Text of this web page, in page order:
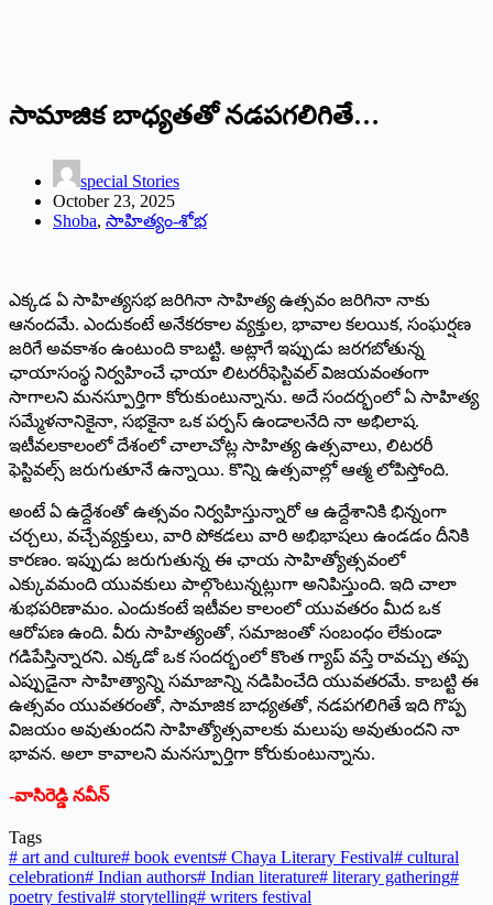
సామాజిక బాధ్యతతో నడపగలిగితే…
special Stories
October 23, 2025
Shoba, సాహిత్యం-శోభ
ఎక్కడ ఏ సాహిత్యసభ జరిగినా సాహిత్య ఉత్సవం జరిగినా నాకు
ఆనందమే. ఎందుకంటే అనేకరకాల వ్యక్తుల, భావాల కలయిక, సంఘర్షణ
జరిగే అవకాశం ఉంటుంది కాబట్టి. అట్లాగే ఇప్పుడు జరగబోతున్న
ఛాయాసంస్థ నిర్వహించే ఛాయా లిటరరీఫెస్టివల్ విజయవంతంగా
సాగాలని మనస్పూర్తిగా కోరుకుంటున్నాను. అదే సందర్భంలో ఏ సాహిత్య
సమ్మేళనానికైనా, సభకైనా ఒక పర్పస్ ఉండాలనేది నా అభిలాష.
ఇటీవలకాలంలో దేశంలో చాలాచోట్ల సాహిత్య ఉత్సవాలు, లిటరరీ
ఫెస్టివల్స్ జరుగుతూనే ఉన్నాయి. కొన్ని ఉత్సవాల్లో ఆత్మ లోపిస్తోంది.
అంటే ఏ ఉద్దేశంతో ఉత్సవం నిర్వహిస్తున్నారో ఆ ఉద్దేశానికి భిన్నంగా
చర్చలు, వచ్చేవ్యక్తులు, వారి పోకడలు వారి అభిభాషలు ఉండడం దీనికి
కారణం. ఇప్పుడు జరుగుతున్న ఈ ఛాయ సాహిత్యోత్సవంలో
ఎక్కువమంది యువకులు పాల్గొంటున్నట్లుగా అనిపిస్తుంది. ఇది చాలా
శుభపరిణామం. ఎందుకంటే ఇటీవల కాలంలో యువతరం మీద ఒక
ఆరోపణ ఉంది. వీరు సాహిత్యంతో, సమాజంతో సంబంధం లేకుండా
గడిపేస్తిన్నారని. ఎక్కడో ఒక సందర్భంలో కొంత గ్యాప్ వస్తే రావచ్చు తప్ప
ఎప్పుడైనా సాహిత్యాన్ని సమాజాన్ని నడిపించేది యువతరమే. కాబట్టి ఈ
ఉత్సవం యువతరంతో, సామాజిక బాధ్యతతో, నడపగలిగితే ఇది గొప్ప
విజయం అవుతుందని సాహిత్యోత్సవాలకు మలుపు అవుతుందని నా
భావన. అలా కావాలని మనస్పూర్తిగా కోరుకుంటున్నాను.
-వాసిరెడ్డి నవీన్
Tags
# art and culture# book events# Chaya Literary Festival# cultural
celebration# Indian authors# Indian literature# literary gathering#
poetry festival# storytelling# writers festival